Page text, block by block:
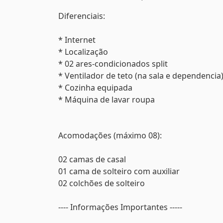
Diferenciais:
* Internet
* Localização
* 02 ares-condicionados split
* Ventilador de teto (na sala e dependencia)
* Cozinha equipada
* Máquina de lavar roupa
Acomodações (máximo 08):
02 camas de casal
01 cama de solteiro com auxiliar
02 colchões de solteiro
---- Informações Importantes -----